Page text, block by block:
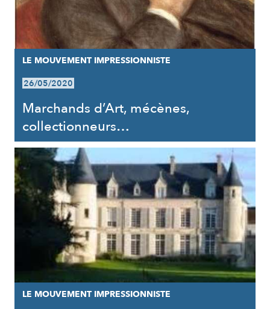
LE MOUVEMENT IMPRESSIONNISTE
26/05/2020
Marchands d’Art, mécènes,
collectionneurs…
LE MOUVEMENT IMPRESSIONNISTE